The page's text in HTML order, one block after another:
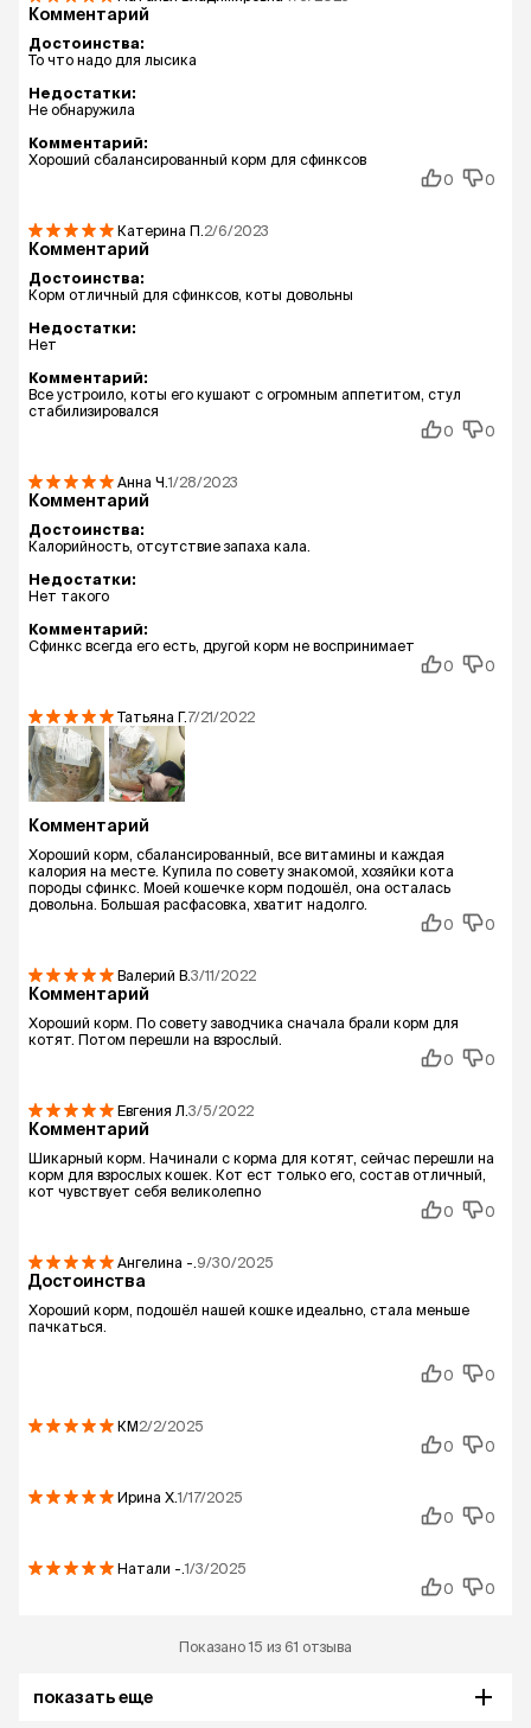
Комментарий
Достоинства:
То что надо для лысика
Недостатки:
Не обнаружила
Комментарий:
Хороший сбалансированный корм для сфинксов
0
0
Катерина П. 2/6/2023
Комментарий
Достоинства:
Корм отличный для сфинксов, коты довольны
Недостатки:
Нет
Комментарий:
Все устроило, коты его кушают с огромным аппетитом, стул
стабилизировался
0
0
Анна Ч.1/28/2023
Комментарий
Достоинства:
Калорийность, отсутствие запаха кала.
Недостатки:
Нет такого
Комментарий:
Сфинкс всегда его есть, другой корм не воспринимает
0
0
Татьяна Г.7/21/2022
Комментарий
Хороший корм, сбалансированный, все витамины и каждая
калория на месте. Купила по совету знакомой, хозяйки кота
породы сфинкс. Моей кошечке корм подошёл, она осталась
довольна. Большая расфасовка, хватит надолго.
0
0
Валерий В. 3/11/2022
Комментарий
Хороший корм. По совету заводчика сначала брали корм для
котят. Потом перешли на взрослый.
0
0
Евгения Л. 3/5/2022
Комментарий
Шикарный корм. Начинали с корма для котят, сейчас перешли на
корм для взрослых кошек. Кот ест только его, состав отличный,
кот чувствует себя великолепно
0
0
Ангелина -. 9/30/2025
Достоинства
Хороший корм, подошёл нашей кошке идеально, стала меньше
пачкаться.
0 0
КМ 2/2/2025
0
0
Ирина Х.1/17/2025
0
0
Натали -.1/3/2025
0
0
Показано 15 из 61 отзыва
показать еще